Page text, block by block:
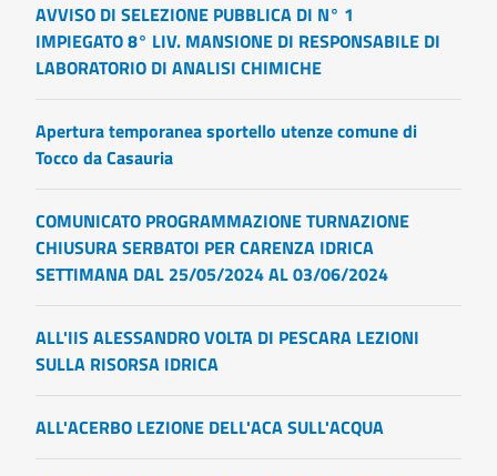
AVVISO DI SELEZIONE PUBBLICA DI N° 1
IMPIEGATO 8° LIV. MANSIONE DI RESPONSABILE DI
LABORATORIO DI ANALISI CHIMICHE
Apertura temporanea sportello utenze comune di
Tocco da Casauria
COMUNICATO PROGRAMMAZIONE TURNAZIONE
CHIUSURA SERBATOI PER CARENZA IDRICA
SETTIMANA DAL 25/05/2024 AL 03/06/2024
ALL'IIS ALESSANDRO VOLTA DI PESCARA LEZIONI
SULLA RISORSA IDRICA
ALL'ACERBO LEZIONE DELL'ACA SULL'ACQUA